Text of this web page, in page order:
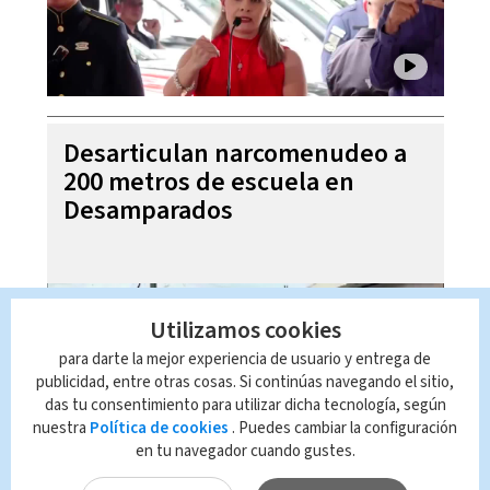
Desarticulan narcomenudeo a
200 metros de escuela en
Desamparados
Utilizamos cookies
para darte la mejor experiencia de usuario y entrega de
publicidad, entre otras cosas. Si continúas navegando el sitio,
das tu consentimiento para utilizar dicha tecnología, según
nuestra Política de cookies . Puedes cambiar la configuración
en tu navegador cuando gustes.